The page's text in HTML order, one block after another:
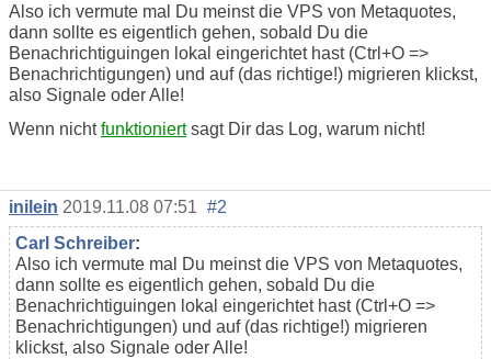
Also ich vermute mal Du meinst die VPS von Metaquotes,
dann sollte es eigentlich gehen, sobald Du die
Benachrichtiguingen lokal eingerichtet hast (Ctrl+O =>
Benachrichtigungen) und auf (das richtige!) migrieren klickst,
also Signale oder Alle!
Wenn nichtfunktioniertsagt Dir das Log, warum nicht!
inilein 2019.11.08 07:51 #2
Carl Schreiber:
Also ich vermute mal Du meinst die VPS von Metaquotes,
dann sollte es eigentlich gehen, sobald Du die
Benachrichtiguingen lokal eingerichtet hast (Ctrl+O =>
Benachrichtigungen) und auf (das richtige!) migrieren
klickst, also Signale oder Alle!